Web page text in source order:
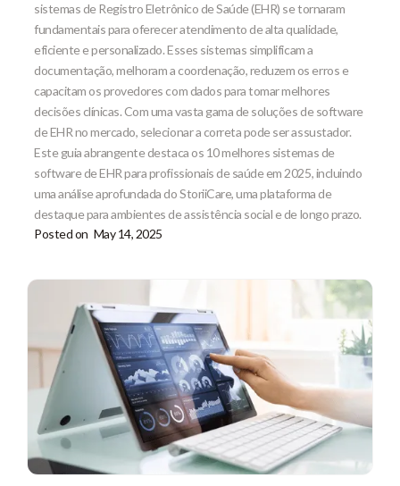
sistemas de Registro Eletrônico de Saúde (EHR) se tornaram
fundamentais para oferecer atendimento de alta qualidade,
eficiente e personalizado. Esses sistemas simplificam a
documentação, melhoram a coordenação, reduzem os erros e
capacitam os provedores com dados para tomar melhores
decisões clínicas. Com uma vasta gama de soluções de software
de EHR no mercado, selecionar a correta pode ser assustador.
Este guia abrangente destaca os 10 melhores sistemas de
software de EHR para profissionais de saúde em 2025, incluindo
uma análise aprofundada do StoriiCare, uma plataforma de
destaque para ambientes de assistência social e de longo prazo.
Posted on May 14, 2025